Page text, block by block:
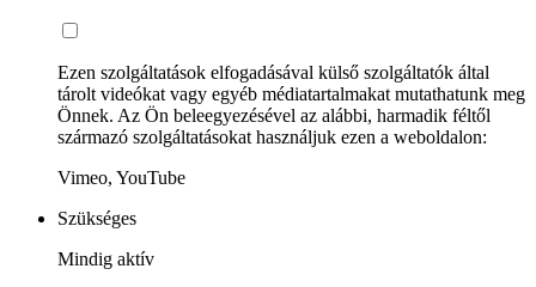
Ezen szolgáltatások elfogadásával külső szolgáltatók által
tárolt videókat vagy egyéb médiatartalmakat mutathatunk meg
Önnek. Az Ön beleegyezésével az alábbi, harmadik féltől
származó szolgáltatásokat használjuk ezen a weboldalon:
Vimeo, YouTube
Szükséges
Mindig aktív